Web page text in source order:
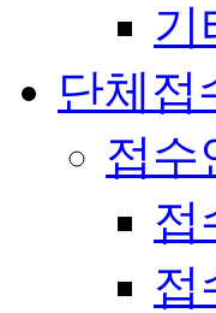
기
단체접
접수
접
접